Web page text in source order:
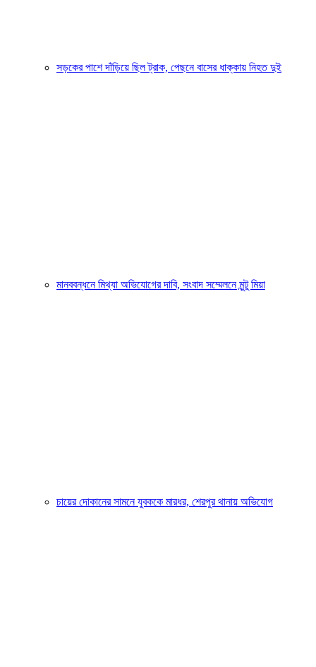
সড়কের পাশে দাঁড়িয়ে ছিল ট্রাক, পেছনে বাসের ধাক্কায় নিহত দুই
মানববন্ধনে মিথ্যা অভিযোগের দাবি, সংবাদ সম্মেলনে মুন্টু মিয়া
চায়ের দোকানের সামনে যুবককে মারধর, শেরপুর থানায় অভিযোগ